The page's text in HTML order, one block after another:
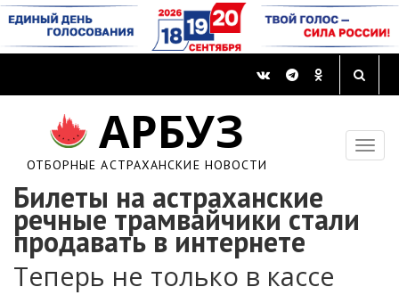
АРБУЗ
ОТБОРНЫЕ АСТРАХАНСКИЕ НОВОСТИ
Билеты на астраханские
речные трамвайчики стали
продавать в интернете
Теперь не только в кассе